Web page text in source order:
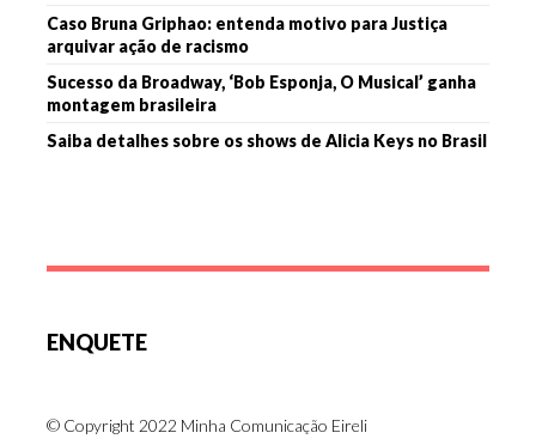
Caso Bruna Griphao: entenda motivo para Justiça
arquivar ação de racismo
Sucesso da Broadway, ‘Bob Esponja, O Musical’ ganha
montagem brasileira
Saiba detalhes sobre os shows de Alicia Keys no Brasil
ENQUETE
© Copyright 2022 Minha Comunicação Eireli